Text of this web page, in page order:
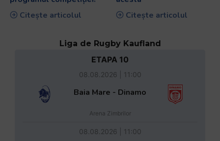
Citește articolul
Citește articolul
Liga de Rugby Kaufland
ETAPA 10
08.08.2026 | 11:00
Baia Mare - Dinamo
Arena Zimbrilor
08.08.2026 | 11:00